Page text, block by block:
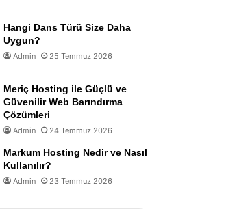
Hangi Dans Türü Size Daha
Uygun?
Admin 25 Temmuz 2026
Meriç Hosting ile Güçlü ve
Güvenilir Web Barındırma
Çözümleri
Admin 24 Temmuz 2026
Markum Hosting Nedir ve Nasıl
Kullanılır?
Admin 23 Temmuz 2026